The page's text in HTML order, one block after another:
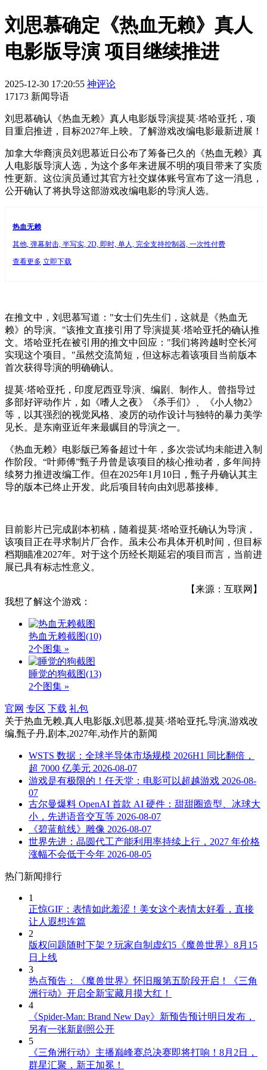
刘思慕确定《热血无赖》真人
电影版导演 项目继续推进
2025-12-30 17:20:55 神评论
17173 新闻导语
刘思慕确认《热血无赖》真人电影版导演提莫·塔哈亚托，项
目重启推进，目标2027年上映。了解游戏改编电影最新进展！
加拿大华裔演员刘思慕近日公布了筹备已久的《热血无赖》真
人电影版导演人选，为这个多年来进展不明的项目带来了实质
性更新。这位演员通过其官方社交媒体账号宣布了这一消息，
公开确认了将执导这部游戏改编电影的导演人选。
热血无赖
其他, 弹幕射击, 半写实, 2D, 即时, 单人, 完全支持控制器, 一次性付费
查看更多 立即下载
在推文中，刘思慕写道："女士们先生们，这就是《热血无
赖》的导演。"该推文直接引用了导演提莫·塔哈亚托的确认推
文。塔哈亚托在被引用的推文中回应："我们将跨越时空长河
实现这个项目。"虽然交流简短，但这标志着该项目当前版本
首次获得导演的明确确认。
提莫·塔哈亚托，印度尼西亚导演、编剧、制作人。曾指导过
多部好评动作片，如《嗜人之夜》《杀手们》、《小人物2》
等，以其强烈的视觉风格、凌厉的动作设计与独特的暴力美学
见长。是东南亚近年来最瞩目的导演之一。
《热血无赖》电影版已筹备超过十年，多次尝试均未能进入制
作阶段。“叶师傅”甄子丹曾是该项目的核心推动者，多年间持
续努力推进改编工作。但在2025年1月10日，甄子丹确认其主
导的版本已终止开发。此后项目转向由刘思慕接棒。
目前影片已完成剧本初稿，随着提莫·塔哈亚托确认为导演，
该项目正在寻求制片厂合作。虽未公布具体开机时间，但目标
档期瞄准2027年。对于这个历经长期延宕的项目而言，当前进
展已具有标志性意义。
【来源：互联网】
我想了解这个游戏：
热血无赖截图(10)
2个图集 »
睡觉的狗截图(13)
2个图集 »
官网 专区 下载 礼包
关于热血无赖,真人电影版,刘思慕,提莫·塔哈亚托,导演,游戏改
编,甄子丹,剧本,2027年,动作片的新闻
WSTS 数据：全球半导体市场规模 2026H1 同比翻倍，
超 7000 亿美元 2026-08-07
游戏是有极限的！任天堂：电影可以超越游戏 2026-08-
07
古尔曼爆料 OpenAI 首款 AI 硬件：甜甜圈造型、冰球大
小，先进语音交互等 2026-08-07
《碧蓝航线》雕像 2026-08-07
世界先进：晶圆代工产能利用率持续上行，2027 年价格
涨幅不会低于今年 2026-08-05
热门新闻排行
1
正惊GIF：表情如此羞涩！美女这个表情太好看，直接
让人遐想连篇
2
版权问题随时下架？玩家自制虚幻5《魔兽世界》8月15
日上线
3
热点预告：《魔兽世界》怀旧服第五阶段开启！《三角
洲行动》开启全新宝藏月摸大红！
4
《Spider-Man: Brand New Day》新预告预计明日发布，
另有一张新剧照公开
5
《三角洲行动》主播巅峰赛总决赛即将打响！8月2日，
群星汇聚，新王加冕！